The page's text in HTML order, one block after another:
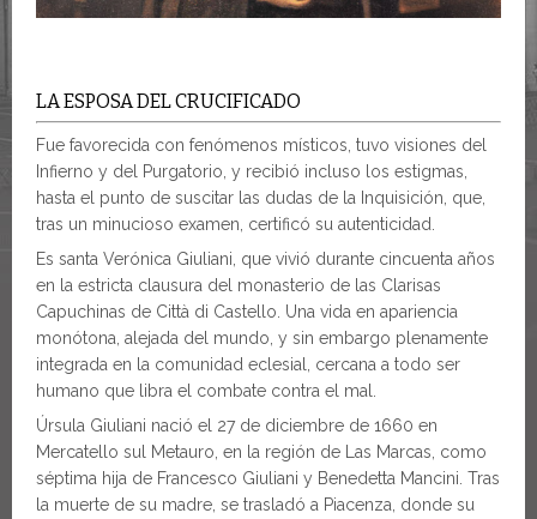
LA ESPOSA DEL CRUCIFICADO
Fue favorecida con fenómenos místicos, tuvo visiones del
Infierno y del Purgatorio, y recibió incluso los estigmas,
hasta el punto de suscitar las dudas de la Inquisición, que,
tras un minucioso examen, certificó su autenticidad.
Es santa Verónica Giuliani, que vivió durante cincuenta años
en la estricta clausura del monasterio de las Clarisas
Capuchinas de Città di Castello. Una vida en apariencia
monótona, alejada del mundo, y sin embargo plenamente
integrada en la comunidad eclesial, cercana a todo ser
humano que libra el combate contra el mal.
Úrsula Giuliani nació el 27 de diciembre de 1660 en
Mercatello sul Metauro, en la región de Las Marcas, como
séptima hija de Francesco Giuliani y Benedetta Mancini. Tras
la muerte de su madre, se trasladó a Piacenza, donde su